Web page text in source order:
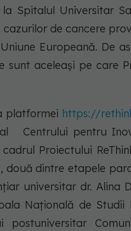
la Spitalul Universitar
cazurilor de cancere
Europeană. De
sunt aceleași pe care
platformei https://
Centrului pentru
Proiectului
două dintre etapele
universitar dr. Alina
Națională de
postuniversitar